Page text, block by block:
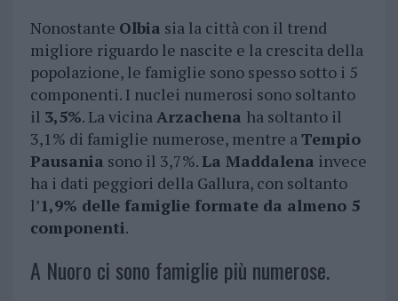
Nonostante Olbia sia la città con il trend
migliore riguardo le nascite e la crescita della
popolazione, le famiglie sono spesso sotto i 5
componenti. I nuclei numerosi sono soltanto
il 3,5%. La vicinaArzachena ha soltanto il
3,1% di famiglie numerose, mentre aTempio
Pausania sono il 3,7%.La Maddalena invece
ha i dati peggiori della Gallura, con soltanto
l’1,9% delle famiglie formate da almeno 5
componenti.
A Nuoro ci sono famiglie più numerose.